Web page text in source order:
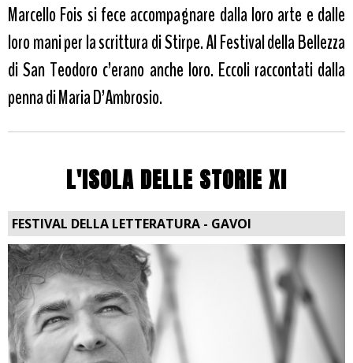
Marcello Fois si fece accompagnare dalla loro arte e dalle
loro mani per la scrittura di Stirpe. Al Festival della Bellezza
di San Teodoro c’erano anche loro. Eccoli raccontati dalla
penna di Maria D’Ambrosio.
L'ISOLA DELLE STORIE XI
FESTIVAL DELLA LETTERATURA - GAVOI